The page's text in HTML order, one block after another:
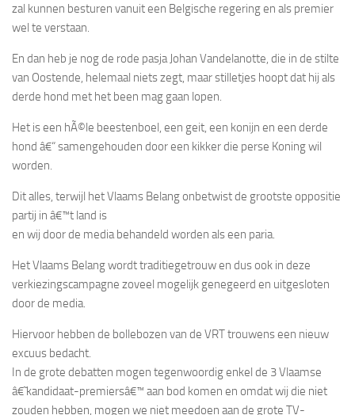
zal kunnen besturen vanuit een Belgische regering en als premier
wel te verstaan.
En dan heb je nog de rode pasja Johan Vandelanotte, die in de stilte
van Oostende, helemaal niets zegt, maar stilletjes hoopt dat hij als
derde hond met het been mag gaan lopen.
Het is een hÃ©le beestenboel, een geit, een konijn en een derde
hond â€“ samengehouden door een kikker die perse Koning wil
worden.
Dit alles, terwijl het Vlaams Belang onbetwist de grootste oppositie
partij in â€™t land is
en wij door de media behandeld worden als een paria.
Het Vlaams Belang wordt traditiegetrouw en dus ook in deze
verkiezingscampagne zoveel mogelijk genegeerd en uitgesloten
door de media.
Hiervoor hebben de bollebozen van de VRT trouwens een nieuw
excuus bedacht.
In de grote debatten mogen tegenwoordig enkel de 3 Vlaamse
â€˜kandidaat-premiersâ€™ aan bod komen en omdat wij die niet
zouden hebben, mogen we niet meedoen aan de grote TV-